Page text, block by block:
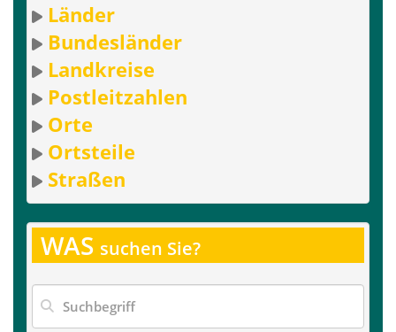
Länder
Bundesländer
Landkreise
Postleitzahlen
Orte
Ortsteile
Straßen
WAS suchen Sie?